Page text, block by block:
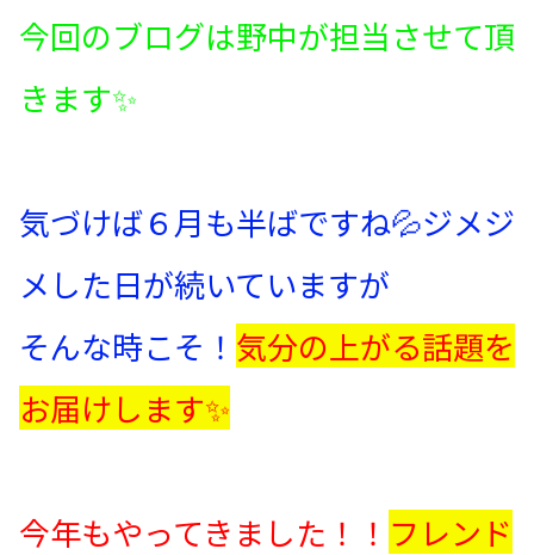
今回のブログは野中が担当させて頂
きます✨
気づけば６月も半ばですね💦ジメジ
メした日が続いていますが
そんな時こそ！ 気分の上がる話題を
お届けします✨
今年もやってきました！！ フレンド